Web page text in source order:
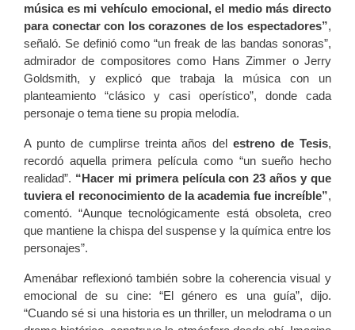
música es mi vehículo emocional, el medio más directo
para conectar con los corazones de los espectadores”,
señaló. Se definió como “un freak de las bandas sonoras”,
admirador de compositores como Hans Zimmer o Jerry
Goldsmith, y explicó que trabaja la música con un
planteamiento “clásico y casi operístico”, donde cada
personaje o tema tiene su propia melodía.
A punto de cumplirse treinta años delestreno de Tesis,
recordó aquella primera película como “un sueño hecho
realidad”. “Hacer mi primera película con 23 años y que
tuviera el reconocimiento de la academia fue increíble”,
comentó. “Aunque tecnológicamente está obsoleta, creo
que mantiene la chispa del suspense y la química entre los
personajes”.
Amenábar reflexionó también sobre la coherencia visual y
emocional de su cine: “El género es una guía”, dijo.
“Cuando sé si una historia es un thriller, un melodrama o un